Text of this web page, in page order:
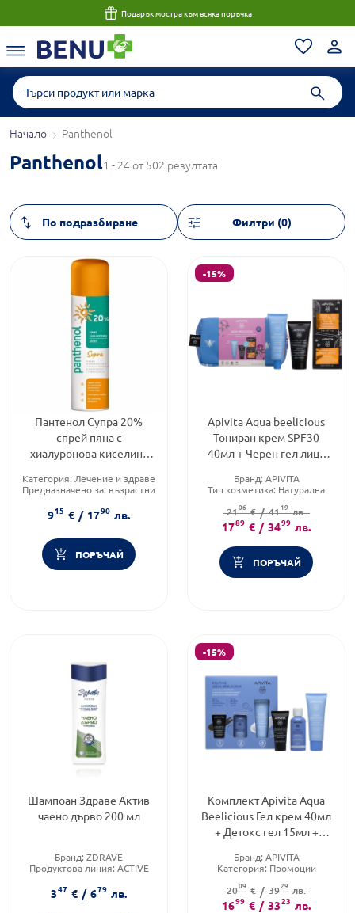
Подарък мостра към всяка поръчка
Начало Panthenol
Panthenol1 - 24 от 502 резултата
Филтри (0)
Пантенол Супра 20%
спрей пяна с
хиалуронова киселина
Категория: Лечение и здраве
Предназначено за: възрастни
915 € / 1790 лв.
ПОРЪЧАЙ
-15%
Apivita Aqua beelicious
Тониран крем SPF30
40мл + Черен гел лице
мед 2х8мл
Бранд: APIVITA
Тип козметика: Натурална
Функционалност:
Подхранване и хидратация
2106 € / 4119 лв.
1789 € / 3499 лв.
ПОРЪЧАЙ
Шампоан Здраве Актив
чаено дърво 200 мл
Бранд: ZDRAVE
Продуктова линия: ACTIVE
козметика
347 € / 679 лв.
-15%
Комплект Apivita Aqua
Beelicious Гел крем 40мл
+ Детокс гел 15мл +
Бранд: APIVITA
Категория: Промоции
комплект
2009 € / 3929 лв.
1699 € / 3323 лв.